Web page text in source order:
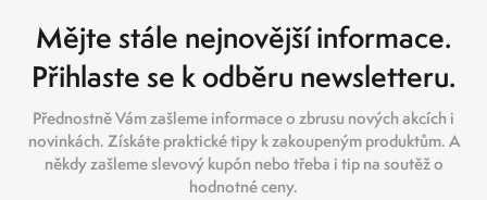
Mějte stále nejnovější informace.
Přihlaste se k odběru newsletteru.
Přednostně Vám zašleme informace o zbrusu nových akcích i
novinkách. Získáte praktické tipy k zakoupeným produktům. A
někdy zašleme slevový kupón nebo třeba i tip na soutěž o
hodnotné ceny.